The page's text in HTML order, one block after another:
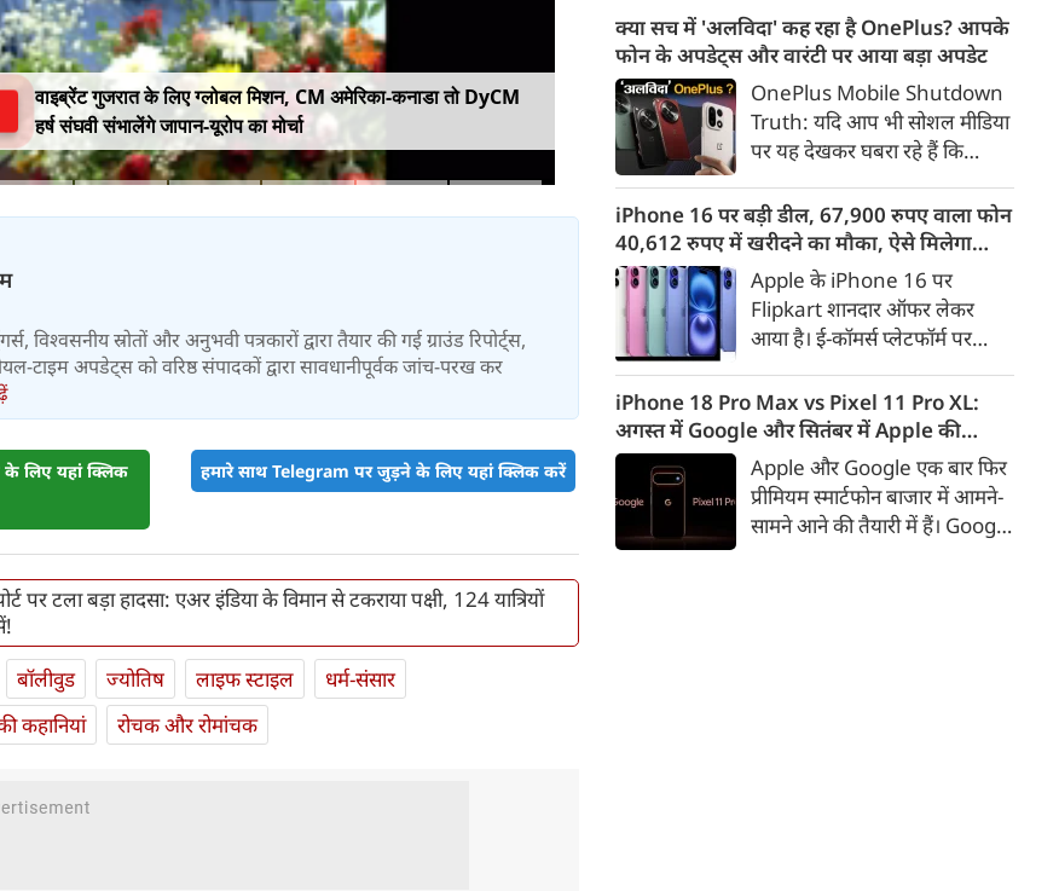
वाइब्रेंट गुजरात के लिए ग्लोबल मिशन, CM अमेरिका-कनाडा तो DyCM
हर्ष संघवी संभालेंगे जापान-यूरोप का मोर्चा
विश्वसनीय स्रोतों और अनुभवी पत्रकारों द्वारा तैयार की गई ग्राउंड रिपोर्ट्स,
टाइम अपडेट्स को वरिष्ठ संपादकों द्वारा सावधानीपूर्वक जांच-परख कर
लिए यहां क्लिक
हमारे साथ Telegram पर जुड़ने के लिए यहां क्लिक करें
पर टला बड़ा हादसा: एअर इंडिया के विमान से टकराया पक्षी, 124 यात्रियों
बॉलीवुड ज्योतिष लाइफ स्‍टाइल
धर्म-संसार
कहानियां रोचक और रोमांचक
बारिश होने की संभावना है। वहीं,
आज यानी 5 अगस्त को मेघालय में
कुछ स्थानों पर अत्यंत भारी बारिश
की आशंका जताई गई है।
क्या सच में 'अलविदा' कह रहा है OnePlus? आपके
फोन के अपडेट्स और वारंटी पर आया बड़ा अपडेट
OnePlus Mobile Shutdown
Truth: यदि आप भी सोशल मीडिया
पर यह देखकर घबरा रहे हैं कि
तो थोड़ा ठहरिए! टेक वर्ल्ड में किसी
समय 'फ्लैगशिप किलर' के नाम से
मशहूर इस ब्रांड को लेकर इंटरनेट पर
लगातार कयासबाजी का दौर जारी है।
iPhone 16 पर बड़ी डील, 67,900 रुपए वाला फोन
40,612 रुपए में खरीदने का मौका, ऐसे मिलेगा
डिस्काउंट
Apple के iPhone 16 पर
Flipkart शानदार ऑफर लेकर
आया है। ई-कॉमर्स प्लेटफॉर्म पर
कीमत सीधे डिस्काउंट के बाद
67,900 रुपए हो गई है। वहीं, अगर
ग्राहक एक्सचेंज ऑफर और चुनिंदा
बैंक कार्ड के डिस्काउंट का फायदा
उठाते हैं, तो इस फोन को प्रभावी तौर
पर सिर्फ 40,612 रुप में खरीदा जा
iPhone 18 Pro Max vs Pixel 11 Pro XL:
अगस्त में Google और सितंबर में Apple की
टक्कर, जानें कौन होगा सबसे दमदार?
Apple और Google एक बार फिर
प्रीमियम स्मार्टफोन बाजार में आमने-
सामने आने की तैयारी में हैं। Google